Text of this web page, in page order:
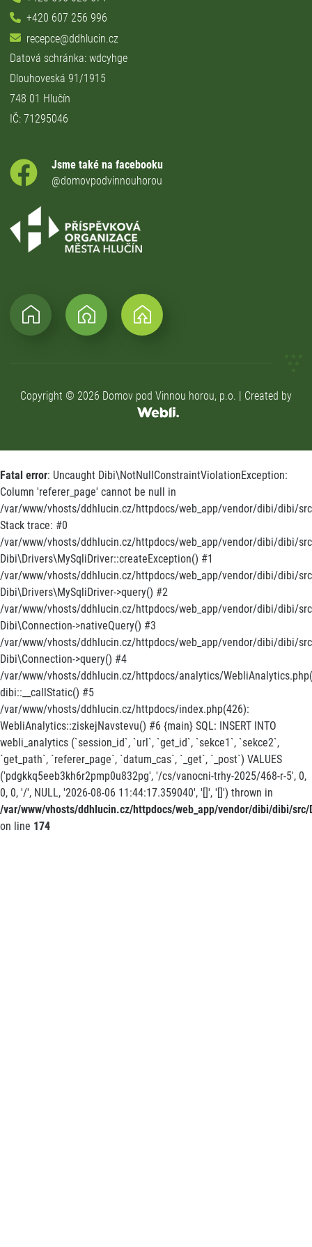
+420 607 256 996
recepce@ddhlucin.cz
Datová schránka: wdcyhge
Dlouhoveská 91/1915
748 01 Hlučín
IČ: 71295046
Jsme také na facebooku
@domovpodvinnouhorou
Copyright © 2026 Domov pod Vinnou horou, p.o. | Created by
Fatal error: Uncaught Dibi\NotNullConstraintViolationException:
Column 'referer_page' cannot be null in
/var/www/vhosts/ddhlucin.cz/httpdocs/web_app/vendor/dibi/dibi/
Stack trace: #0
/var/www/vhosts/ddhlucin.cz/httpdocs/web_app/vendor/dibi/dibi/
Dibi\Drivers\MySqliDriver::createException() #1
/var/www/vhosts/ddhlucin.cz/httpdocs/web_app/vendor/dibi/dibi/
Dibi\Drivers\MySqliDriver->query() #2
/var/www/vhosts/ddhlucin.cz/httpdocs/web_app/vendor/dibi/dibi/
Dibi\Connection->nativeQuery() #3
/var/www/vhosts/ddhlucin.cz/httpdocs/web_app/vendor/dibi/dibi/
Dibi\Connection->query() #4
/var/www/vhosts/ddhlucin.cz/httpdocs/analytics/
dibi::__callStatic() #5
/var/www/vhosts/ddhlucin.cz/httpdocs/index.php(426):
WebliAnalytics::ziskejNavstevu() #6 {main} SQL: INSERT INTO
webli_analytics (`session_id`, `url`, `get_id`, `sekce1`, `sekce2`,
`get_path`, `referer_page`, `datum_cas`, `_get`, `_post`) VALUES
('pdgkkq5eeb3kh6r2pmp0u832pg', '/cs/vanocni-trhy-2025/468-r-5', 0,
0, 0, '/', NULL, '2026-08-06 11:44:17.359040', '[]', '[]') thrown in
/var/www/vhosts/ddhlucin.cz/httpdocs/web_app/vendor/dibi/dibi/
on line 174